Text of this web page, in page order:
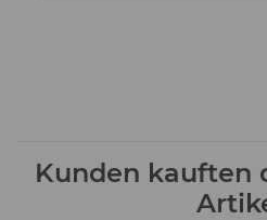
Kunden kauften